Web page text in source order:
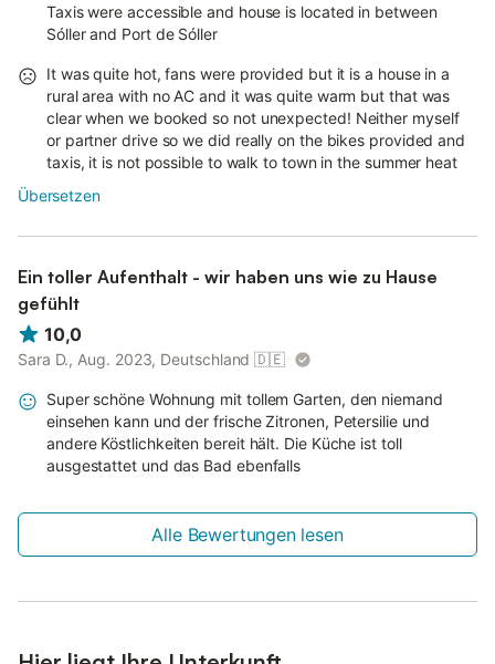
Taxis were accessible and house is located in between
Sóller and Port de Sóller
It was quite hot, fans were provided but it is a house in a
rural area with no AC and it was quite warm but that was
clear when we booked so not unexpected! Neither myself
or partner drive so we did really on the bikes provided and
taxis, it is not possible to walk to town in the summer heat
Übersetzen
Ein toller Aufenthalt - wir haben uns wie zu Hause
gefühlt
10,0
Sara D., Aug. 2023, Deutschland 🇩🇪
Super schöne Wohnung mit tollem Garten, den niemand
einsehen kann und der frische Zitronen, Petersilie und
andere Köstlichkeiten bereit hält. Die Küche ist toll
ausgestattet und das Bad ebenfalls
Alle Bewertungen lesen